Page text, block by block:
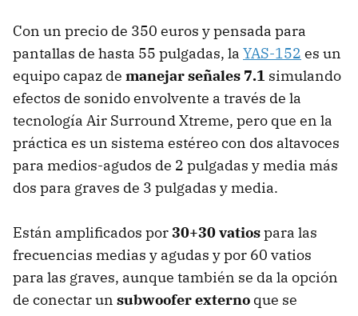
Con un precio de 350 euros y pensada para
pantallas de hasta 55 pulgadas, la YAS-152 es un
equipo capaz de manejar señales 7.1 simulando
efectos de sonido envolvente a través de la
tecnología Air Surround Xtreme, pero que en la
práctica es un sistema estéreo con dos altavoces
para medios-agudos de 2 pulgadas y media más
dos para graves de 3 pulgadas y media.
Están amplificados por30+30 vatiospara las
frecuencias medias y agudas y por 60 vatios
para las graves, aunque también se da la opción
de conectar un subwoofer externo que se